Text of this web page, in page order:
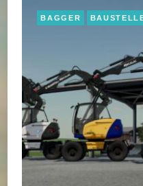
BAGGER